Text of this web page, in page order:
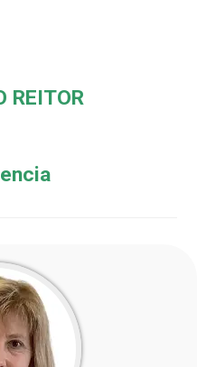
REITOR